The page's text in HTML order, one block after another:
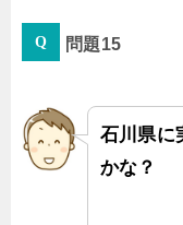
漢字だと「子
問題15
石川県に
かな？